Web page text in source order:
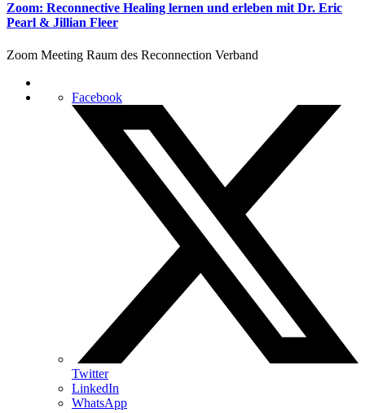
Zoom: Reconnective Healing lernen und erleben mit Dr. Eric
Pearl & Jillian Fleer
Zoom Meeting Raum des Reconnection Verband
Facebook
Twitter
LinkedIn
WhatsApp